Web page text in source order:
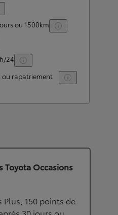
ou 1500km
24
ou rapatriement
Toyota Occasions
Plus, 150 points de